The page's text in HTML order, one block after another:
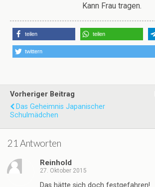
Kann Frau tragen.
teilen teilen
twittern
Vorheriger Beitrag
Das Geheimnis Japanischer
Schulmädchen
21 Antworten
Reinhold
27. Oktober 2015